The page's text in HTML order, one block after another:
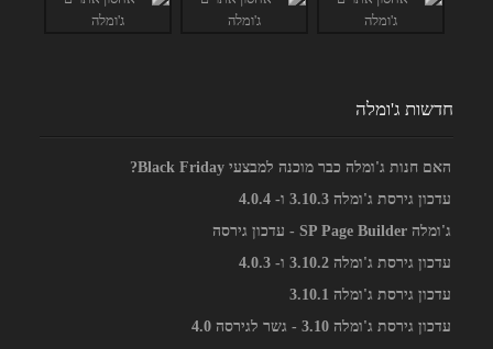
חדשות ג'ומלה
האם חנות ג'ומלה כבר מוכנה למבצעי Black Friday?
עדכון גירסת ג'ומלה 3.10.3 ו- 4.0.4
ג'ומלה SP Page Builder - עדכון גירסה
עדכון גירסת ג'ומלה 3.10.2 ו- 4.0.3
עדכון גירסת ג'ומלה 3.10.1
עדכון גירסת ג'ומלה 3.10 - גשר לגירסה 4.0